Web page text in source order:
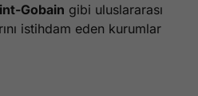
Gobain gibi uluslararası
istihdam eden kurumlar